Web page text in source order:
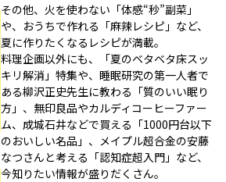
その他、火を使わない「体感“秒”副菜」
や、おうちで作れる「麻辣レシピ」など、
夏に作りたくなるレシピが満載。
料理企画以外にも、「夏のベタベタ床スッ
キリ解消」特集や、睡眠研究の第一人者で
ある柳沢正史先生に教わる「質のいい眠り
方」、無印良品やカルディコーヒーファー
ム、成城石井などで買える「1000円台以下
のおいしい名品」、メイプル超合金の安藤
なつさんと考える「認知症超入門」など、
今知りたい情報が盛りだくさん。